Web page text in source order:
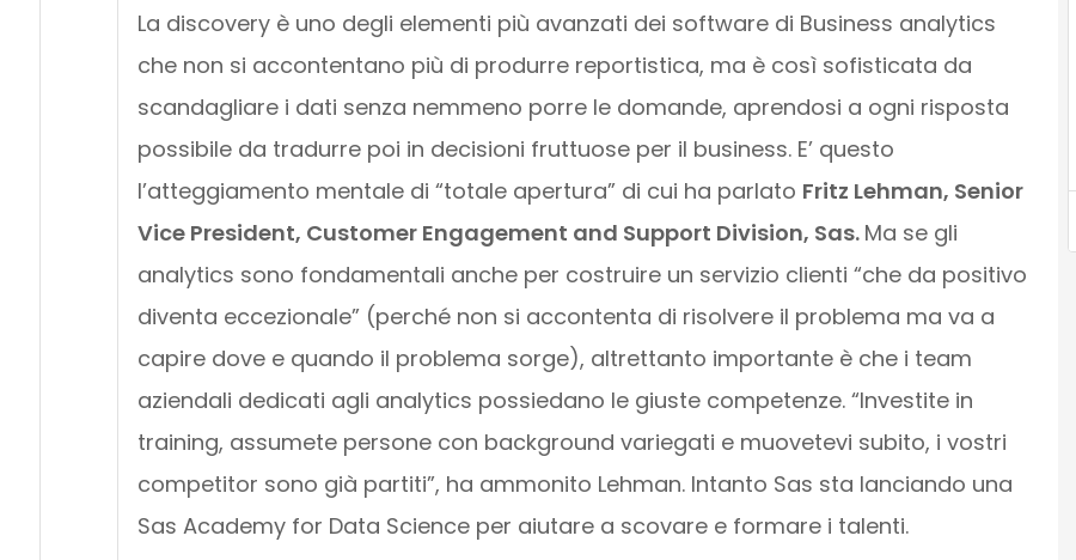
La discovery è uno degli elementi più avanzati dei software di Business analytics
che non si accontentano più di produrre reportistica, ma è così sofisticata da
scandagliare i dati senza nemmeno porre le domande, aprendosi a ogni risposta
possibile da tradurre poi in decisioni fruttuose per il business. E’ questo
l’atteggiamento mentale di “totale apertura” di cui ha parlato Fritz Lehman, Senior
Vice President, Customer Engagement and Support Division, Sas. Ma se gli
analytics sono fondamentali anche per costruire un servizio clienti “che da positivo
diventa eccezionale” (perché non si accontenta di risolvere il problema ma va a
capire dove e quando il problema sorge), altrettanto importante è che i team
aziendali dedicati agli analytics possiedano le giuste competenze. “Investite in
training, assumete persone con background variegati e muovetevi subito, i vostri
competitor sono già partiti”, ha ammonito Lehman. Intanto Sas sta lanciando una
Sas Academy for Data Science per aiutare a scovare e formare i talenti.